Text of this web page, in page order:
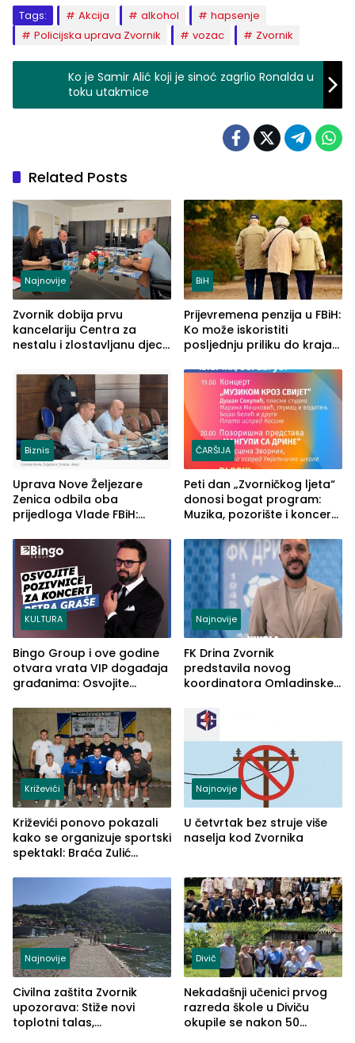
Tags: Akcija alkohol
hapsenje
Policijska uprava Zvornik
vozac Zvornik
Ko je Samir Alić koji je sinoć zagrlio Ronalda u
toku utakmice
Related Posts
Najnovije
Zvornik dobija prvu
kancelariju Centra za
nestalu i zlostavljanu djecu
BiH
Prijevremena penzija u FBiH:
Ko može iskoristiti
posljednju priliku do kraja
Biznis
Uprava Nove Željezare
Zenica odbila oba
prijedloga Vlade FBiH:
rješenje
ČARŠIJA
Peti dan „Zvorničkog ljeta“
donosi bogat program:
Muzika, pozorište i koncert
KULTURA
Bingo Group i ove godine
otvara vrata VIP događaja
građanima: Osvojite
Graše
Najnovije
FK Drina Zvornik
predstavila novog
koordinatora Omladinske
Križevići
Križevići ponovo pokazali
kako se organizuje sportski
spektakl: Braća Zulić
Najnovije
U četvrtak bez struje više
naselja kod Zvornika
Najnovije
Civilna zaštita Zvornik
upozorava: Stiže novi
toplotni talas,
Divič
Nekadašnji učenici prvog
razreda škole u Diviču
okupile se nakon 50